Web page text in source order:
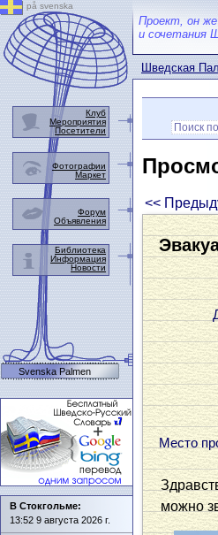
Проект, он же
и сочетания
Шведская
Поиск
<<
Место
можно
på svenska
Клуб
Мероприятия
Посетители
Фотографии
Маркет
Форум
Объявления
Библиотека
Информация
Новости
Svenska Palmen
В Стокгольме:
13:52 9 августа 2026 г.